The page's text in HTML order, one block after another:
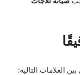
العلامات التالية: